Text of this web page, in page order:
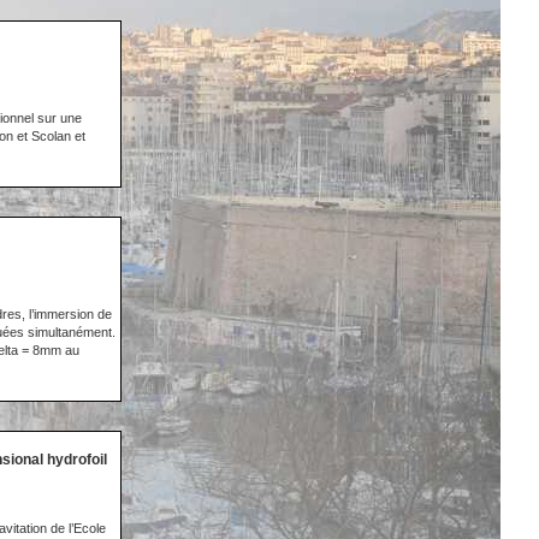
sur une
et Scolan et
l’immersion de
simultanément.
= 8mm au
hydrofoil
de l’Ecole